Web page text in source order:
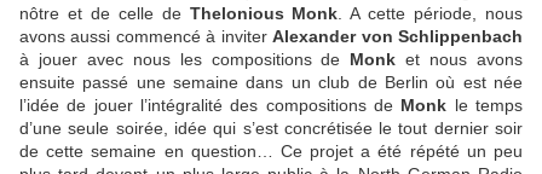
nôtre et de celle de Thelonious Monk . A cette période, nous
avons aussi commencé à inviterAlexander von Schlippenbach
à jouer avec nous les compositions de Monk et nous avons
ensuite passé une semaine dans un club de Berlin où est née
l’idée de jouer l’intégralité des compositions de Monk le temps
d’une seule soirée, idée qui s’est concrétisée le tout dernier soir
de cette semaine en question… Ce projet a été répété un peu